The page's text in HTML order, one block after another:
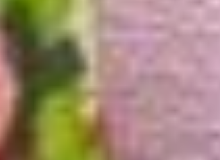
мы ни встретили Людмилу Новодед —
частый гость различных активностей
старшего поколения в Хабаровске —
всегда с улыбкой на лице и в наряде-образе.
в её образе есть изюминка. Будь
узор на кофточке или замысловатая
руками. Эта женщина умеет удивлять.
поближе, выяснилось,
Людмила всего пару лет как вышла
И это состояние её так захватило, что,
словам, будто всю жизнь она ждала этого